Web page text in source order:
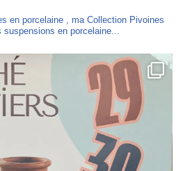
en porcelaine , ma Collection Pivoines
en porcelaine...